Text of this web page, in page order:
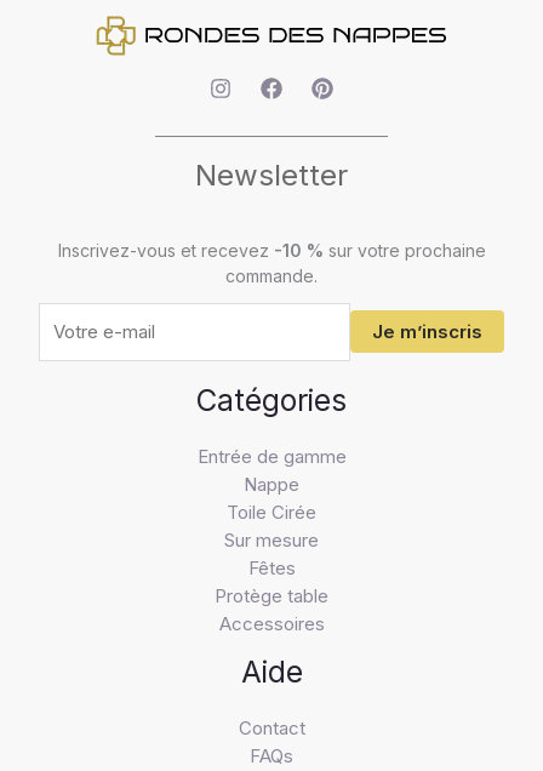
Newsletter
Inscrivez-vous et recevez -10 % sur votre prochaine
commande.
mail
Je m’inscris
Catégories
Entrée de gamme
Nappe
Toile Cirée
Sur mesure
Fêtes
Protège table
Accessoires
Aide
Contact
FAQs